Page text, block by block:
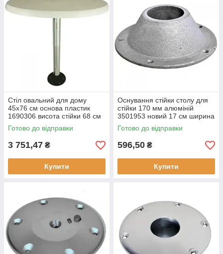
Стіл овальний для дому
45x76 см основа пластик
1690306 висота стійки 68 см
універсальний замок
Готово до відправки
3 751,47 ₴
Купити
Оснування стійки столу для
стійки 170 мм алюміній
3501953 новий 17 см ширина
17 см довжина
Готово до відправки
596,50 ₴
Купити